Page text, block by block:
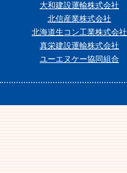
大和建設運輸株式会社
北信産業株式会社
北海道生コン工業株式会社
真栄建設運輸株式会社
ユーエヌケー協同組合